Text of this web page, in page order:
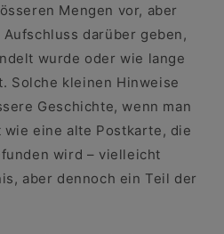
Mengen vor, aber
darüber geben,
wurde oder wie lange
Solche kleinen Hinweise
Geschichte, wenn man
wie eine alte Postkarte, die
wird – vielleicht
aber dennoch ein Teil der